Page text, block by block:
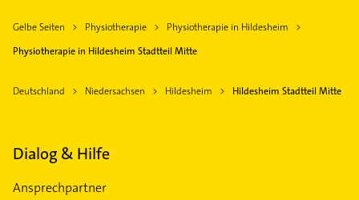
Gelbe Seiten Physiotherapie
Physiotherapie in Hildesheim
Physiotherapie in Hildesheim Stadtteil Mitte
Deutschland Niedersachsen Hildesheim Hildesheim Stadtteil Mitte
Dialog & Hilfe
Ansprechpartner